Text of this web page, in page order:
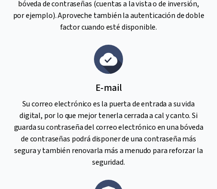
bóveda de contraseñas (cuentas a la vista o de inversión,
por ejemplo). Aproveche también la autenticación de doble
factor cuando esté disponible.
E-mail
Su correo electrónico es la puerta de entrada a su vida
digital, por lo que mejor tenerla cerrada a cal y canto. Si
guarda su contraseña del correo electrónico en una bóveda
de contraseñas podrá disponer de una contraseña más
segura y también renovarla más a menudo para reforzar la
seguridad.